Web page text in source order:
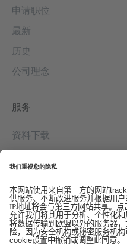
申请职位
最新
历史
公司理念
服务
资料下载